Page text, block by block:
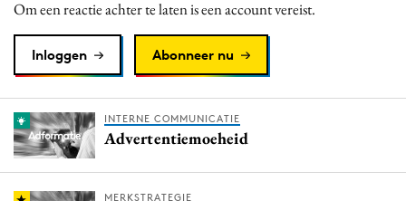
Om een reactie achter te laten is een account vereist.
Inloggen Abonneer nu
INTERNE COMMUNICATIE
Advertentiemoeheid
MERKSTRATEGIE